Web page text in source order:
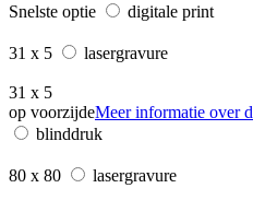
Snelste optie
digitale print
31 x 5 lasergravure
31 x 5
op voorzijdeMeer informatie over
blinddruk
80 x 80 lasergravure